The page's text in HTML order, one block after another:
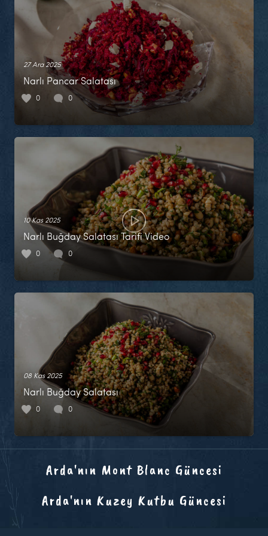
27 Ara 2025
Narlı Pancar Salatası
0 0
10 Kas 2025
Narlı Buğday Salatası Tarifi Video
0 0
08 Kas 2025
Narlı Buğday Salatası
0 0
Arda'nın Mont Blanc Güncesi
Arda'nın Kuzey Kutbu Güncesi